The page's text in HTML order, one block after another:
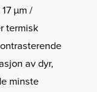
µm /
termisk
av dyr,
minste